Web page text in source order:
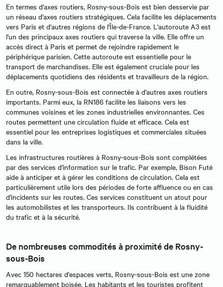
En termes d'axes routiers, Rosny-sous-Bois est bien desservie par
un réseau d'axes routiers stratégiques. Cela facilite les déplacements
vers Paris et d'autres régions de l'Île-de-France. L'autoroute A3 est
l'un des principaux axes routiers qui traverse la ville. Elle offre un
accès direct à Paris et permet de rejoindre rapidement le
périphérique parisien. Cette autoroute est essentielle pour le
transport de marchandises. Elle est également cruciale pour les
déplacements quotidiens des résidents et travailleurs de la région.
En outre, Rosny-sous-Bois est connectée à d'autres axes routiers
importants. Parmi eux, la RN186 facilite les liaisons vers les
communes voisines et les zones industrielles environnantes. Ces
routes permettent une circulation fluide et efficace. Cela est
essentiel pour les entreprises logistiques et commerciales situées
dans la ville.
Les infrastructures routières à Rosny-sous-Bois sont complétées
par des services d'information sur le trafic. Par exemple, Bison Futé
aide à anticiper et à gérer les conditions de circulation. Cela est
particulièrement utile lors des périodes de forte affluence ou en cas
d'incidents sur les routes. Ces services constituent un atout pour
les automobilistes et les transporteurs. Ils contribuent à la fluidité
du trafic et à la sécurité.
De nombreuses commodités à proximité de Rosny-
sous-Bois
Avec 150 hectares d'espaces verts, Rosny-sous-Bois est une zone
remarquablement boisée. Les habitants et les touristes profitent